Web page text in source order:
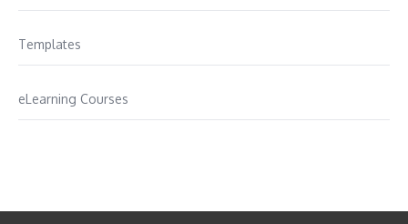
Templates
eLearning Courses